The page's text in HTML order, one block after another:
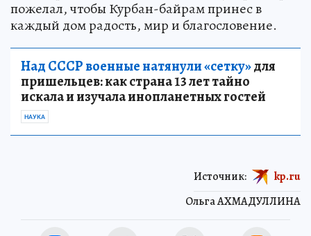
пожелал, чтобы Курбан-байрам принес в
каждый дом радость, мир и благословение.
Над СССР военные натянули «сетку»для
пришельцев: как страна 13 лет тайно
искала и изучала инопланетных гостей
НАУКА
Ольга АХМАДУЛЛИНА
Источник: kp.ru